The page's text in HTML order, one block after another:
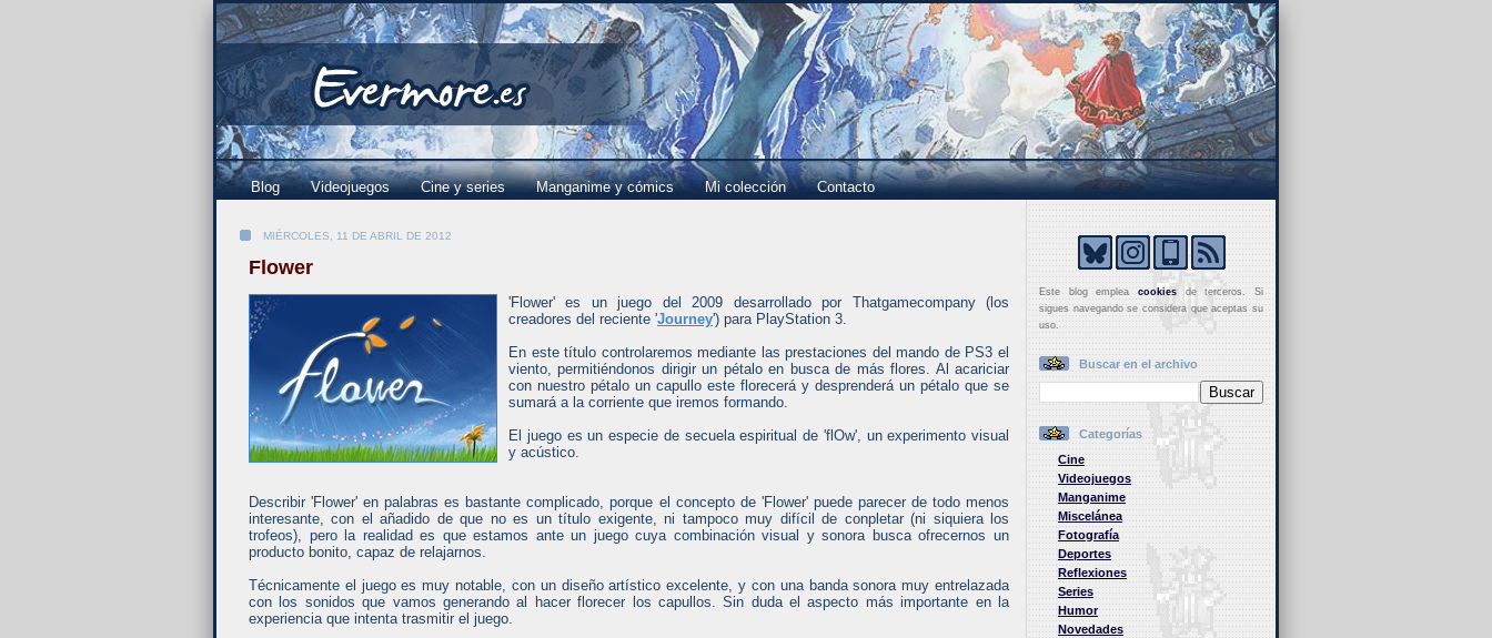
Blog Videojuegos Cine y series Manganime y cómics Mi colección Contacto
MIÉRCOLES, 11 DE ABRIL DE 2012
Flower
'Flower' es un juego del 2009 desarrollado por Thatgamecompany (los
creadores del reciente 'Journey') para PlayStation 3.
En este título controlaremos mediante las prestaciones del mando de PS3 el
viento, permitiéndonos dirigir un pétalo en busca de más flores. Al acariciar
con nuestro pétalo un capullo este florecerá y desprenderá un pétalo que se
sumará a la corriente que iremos formando.
El juego es un especie de secuela espiritual de 'flOw', un experimento visual
y acústico.
Describir 'Flower' en palabras es bastante complicado, porque el concepto de 'Flower' puede parecer de todo menos
interesante, con el añadido de que no es un título exigente, ni tampoco muy difícil de conpletar (ni siquiera los
trofeos), pero la realidad es que estamos ante un juego cuya combinación visual y sonora busca ofrecernos un
producto bonito, capaz de relajarnos.
Técnicamente el juego es muy notable, con un diseño artístico excelente, y con una banda sonora muy entrelazada
con los sonidos que vamos generando al hacer florecer los capullos. Sin duda el aspecto más importante en la
experiencia que intenta trasmitir el juego.
Este blog empleacookies de terceros. Si
sigues navegando se considera que aceptas su
uso.
Buscar en el archivo
Categorías
Cine
Videojuegos
Manganime
Miscelánea
Fotografía
Deportes
Reflexiones
Series
Humor
Novedades